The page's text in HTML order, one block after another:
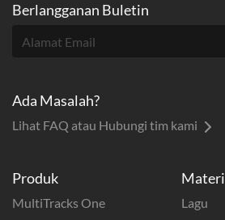
Produk
MultiTracks One
Materi
Lagu
Berlangganan Buletin
Ada Masalah?
Lihat FAQ atau Hubungi tim kami